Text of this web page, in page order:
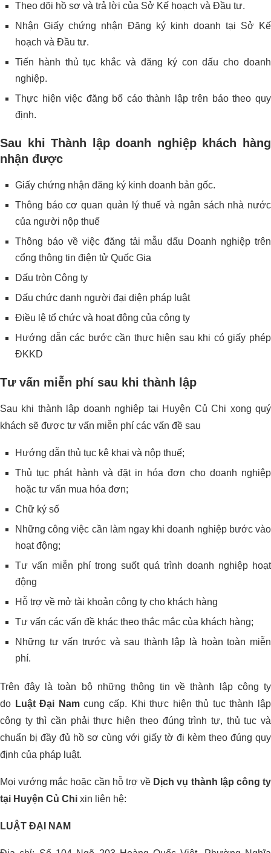
Theo dõi hồ sơ và trả lời của Sở Kế hoạch và Đầu tư.
Nhận Giấy chứng nhận Đăng ký kinh doanh tại Sở Kế
hoạch và Đầu tư.
Tiến hành thủ tục khắc và đăng ký con dấu cho doanh
nghiệp.
Thực hiện việc đăng bố cáo thành lập trên báo theo quy
định.
Sau khi Thành lập doanh nghiệp khách hàng
nhận được
Giấy chứng nhận đăng ký kinh doanh bản gốc.
Thông báo cơ quan quản lý thuế và ngân sách nhà nước
của người nộp thuế
Thông báo về việc đăng tải mẫu dấu Doanh nghiệp trên
cổng thông tin điện tử Quốc Gia
Dấu tròn Công ty
Dấu chức danh người đại diện pháp luật
Điều lệ tổ chức và hoạt động của công ty
Hướng dẫn các bước cần thực hiện sau khi có giấy phép
ĐKKD
Tư vấn miễn phí sau khi thành lập
Sau khi thành lập doanh nghiệp tại Huyện Củ Chi xong quý
khách sẽ được tư vấn miễn phí các vấn đề sau
Hướng dẫn thủ tục kê khai và nộp thuế;
Thủ tục phát hành và đặt in hóa đơn cho doanh nghiệp
hoặc tư vấn mua hóa đơn;
Chữ ký số
Những công việc cần làm ngay khi doanh nghiệp bước vào
hoạt động;
Tư vấn miễn phí trong suốt quá trình doanh nghiệp hoạt
động
Hỗ trợ về mở tài khoản công ty cho khách hàng
Tư vấn các vấn đề khác theo thắc mắc của khách hàng;
Những tư vấn trước và sau thành lập là hoàn toàn miễn
phí.
Trên đây là toàn bộ những thông tin về thành lập công ty
do Luật Đại Namcung cấp. Khi thực hiện thủ tục thành lập
công ty thì cần phải thực hiện theo đúng trình tự, thủ tục và
chuẩn bị đầy đủ hồ sơ cùng với giấy tờ đi kèm theo đúng quy
định của pháp luật.
Mọi vướng mắc hoặc cần hỗ trợ về Dịch vụ thành lập công ty
tại Huyện Củ Chi xin liên hệ:
LUẬT ĐẠI NAM